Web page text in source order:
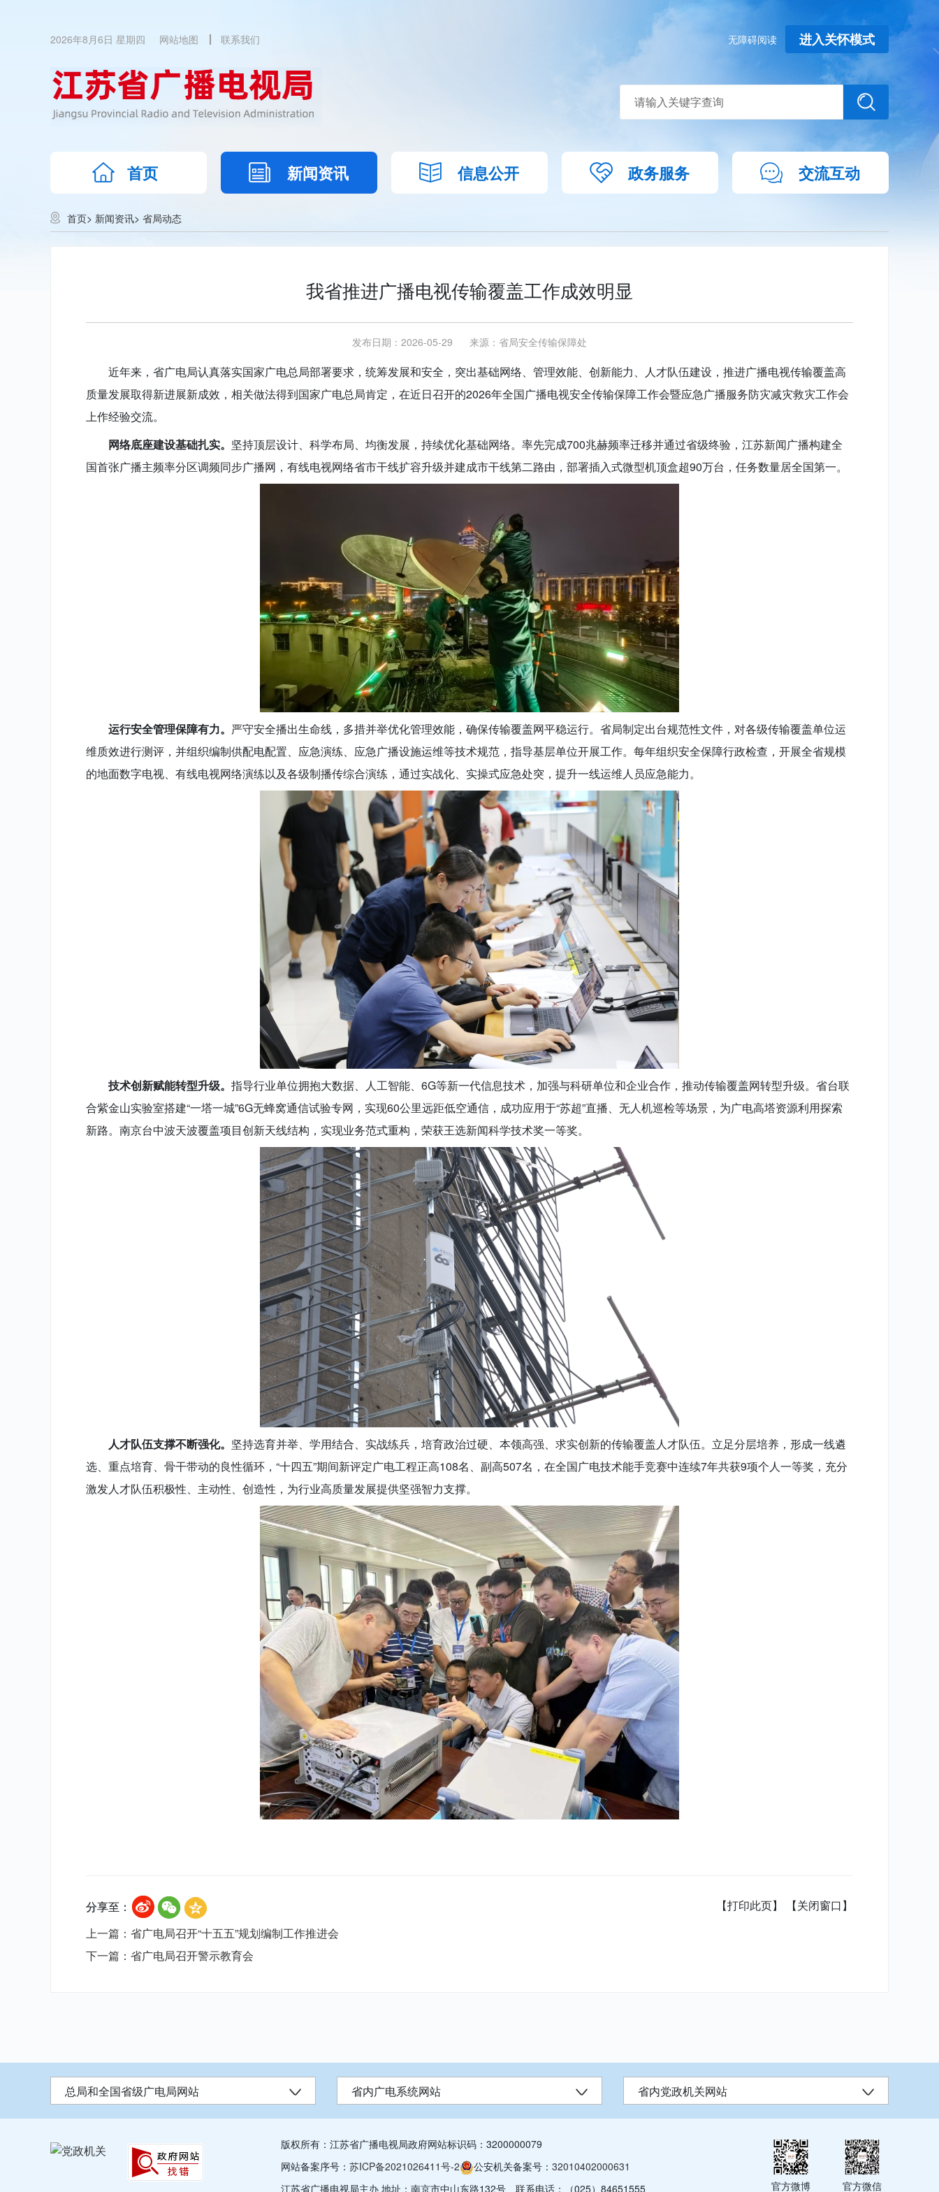
2026年8月6日 星期四 网站地图 联系我们 无障碍阅读 进入关怀模式
首页 新闻资讯 信息公开 政务服务 交流互动
首页> 新闻资讯> 省局动态
我省推进广播电视传输覆盖工作成效明显
发布日期：2026-05-29 来源： 省局安全传输保障处
近年来，省广电局认真落实国家广电总局部署要求，统筹发展和安全，突出基础网络、管理效能、创新能力、人才队伍建设，推进广播电视传输覆盖高
质量发展取得新进展新成效，相关做法得到国家广电总局肯定，在近日召开的2026年全国广播电视安全传输保障工作会暨应急广播服务防灾减灾救灾工作会
上作经验交流。
网络底座建设基础扎实。 坚持顶层设计、科学布局、均衡发展，持续优化基础网络。率先完成700兆赫频率迁移并通过省级终验，江苏新闻广播构建全
国首张广播主频率分区调频同步广播网，有线电视网络省市干线扩容升级并建成市干线第二路由，部署插入式微型机顶盒超90万台，任务数量居全国第一。
运行安全管理保障有力。 严守安全播出生命线，多措并举优化管理效能，确保传输覆盖网平稳运行。省局制定出台规范性文件，对各级传输覆盖单位运
维质效进行测评，并组织编制供配电配置、应急演练、应急广播设施运维等技术规范，指导基层单位开展工作。每年组织安全保障行政检查，开展全省规模
的地面数字电视、有线电视网络演练以及各级制播传综合演练，通过实战化、实操式应急处突，提升一线运维人员应急能力。
技术创新赋能转型升级。 指导行业单位拥抱大数据、人工智能、6G等新一代信息技术，加强与科研单位和企业合作，推动传输覆盖网转型升级。省台联
合紫金山实验室搭建“一塔一城”6G无蜂窝通信试验专网，实现60公里远距低空通信，成功应用于“苏超”直播、无人机巡检等场景，为广电高塔资源利用探索
新路。南京台中波天波覆盖项目创新天线结构，实现业务范式重构，荣获王选新闻科学技术奖一等奖。
人才队伍支撑不断强化。 坚持选育并举、学用结合、实战练兵，培育政治过硬、本领高强、求实创新的传输覆盖人才队伍。立足分层培养，形成一线遴
选、重点培育、骨干带动的良性循环，“十四五”期间新评定广电工程正高108名、副高507名，在全国广电技术能手竞赛中连续7年共获9项个人一等奖，充分
激发人才队伍积极性、主动性、创造性，为行业高质量发展提供坚强智力支撑。
分享至： 【打印此页】
【关闭窗口】
上一篇：省广电局召开“十五五”规划编制工作推进会
下一篇：省广电局召开警示教育会
总局和全国省级广电局网站 省内广电系统网站 省内党政机关网站
版权所有：江苏省广播电视局政府网站标识码：3200000079
网站备案序号： 苏ICP备2021026411号-2 公安机关备案号： 32010402000631
江苏省广播电视局主办 地址：南京市中山东路132号 联系电话：（025）84651555 官方微博 官方微信